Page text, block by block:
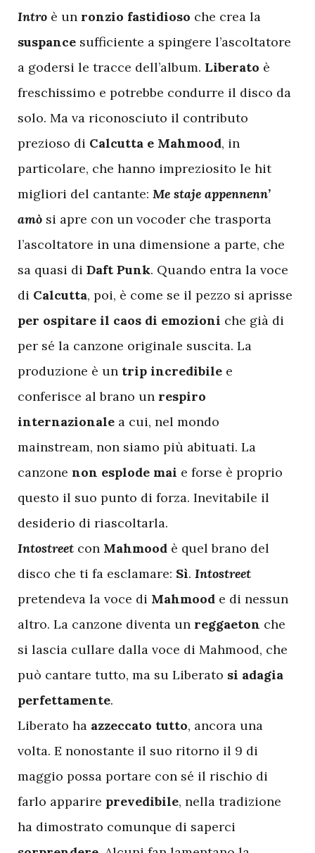
Intro è un ronzio fastidioso che crea la
suspance sufficiente a spingere l’ascoltatore
a godersi le tracce dell’album. Liberato è
freschissimo e potrebbe condurre il disco da
solo. Ma va riconosciuto il contributo
prezioso di Calcutta e Mahmood, in
particolare, che hanno impreziosito le hit
migliori del cantante: Me staje appennenn’
amò si apre con un vocoder che trasporta
l’ascoltatore in una dimensione a parte, che
sa quasi di Daft Punk. Quando entra la voce
di Calcutta, poi, è come se il pezzo si aprisse
per ospitare il caos di emozioni che già di
per sé la canzone originale suscita. La
produzione è un trip incredibile e
conferisce al brano un respiro
internazionale a cui, nel mondo
mainstream, non siamo più abituati. La
canzone non esplode mai e forse è proprio
questo il suo punto di forza. Inevitabile il
desiderio di riascoltarla.
Intostreet con Mahmood è quel brano del
disco che ti fa esclamare: Sì. Intostreet
pretendeva la voce di Mahmood e di nessun
altro. La canzone diventa un reggaeton che
si lascia cullare dalla voce di Mahmood, che
può cantare tutto, ma su Liberato si adagia
perfettamente.
Liberato ha azzeccato tutto, ancora una
volta. E nonostante il suo ritorno il 9 di
maggio possa portare con sé il rischio di
farlo apparire prevedibile, nella tradizione
ha dimostrato comunque di saperci